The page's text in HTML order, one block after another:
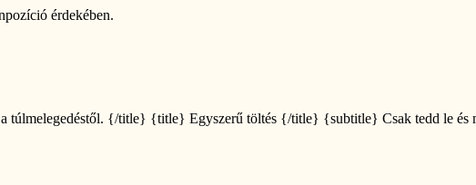
érdekében.
túlmelegedéstől. {/title} {title} Egyszerű töltés {/title} {subtitle} Csak tedd le és